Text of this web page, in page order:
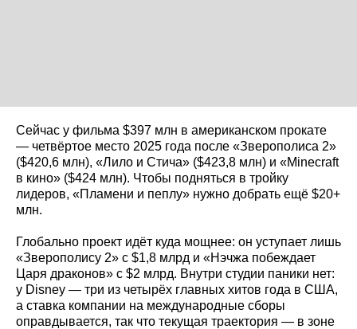
Сейчас у фильма $397 млн в американском прокате
— четвёртое место 2025 года после «Зверополиса 2»
($420,6 млн), «Лило и Стича» ($423,8 млн) и «Minecraft
в кино» ($424 млн). Чтобы подняться в тройку
лидеров, «Пламени и пеплу» нужно добрать ещё $20+
млн.
Глобально проект идёт куда мощнее: он уступает лишь
«Зверополису 2» с $1,8 млрд и «Нэчжа побеждает
Царя драконов» с $2 млрд. Внутри студии паники нет:
у Disney — три из четырёх главных хитов года в США,
а ставка компании на международные сборы
оправдывается, так что текущая траектория — в зоне